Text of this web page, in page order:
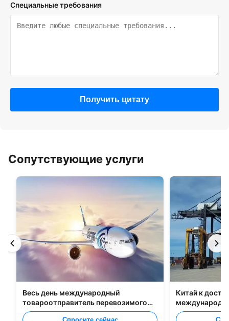
Специальные требования
Получить цитату
Сопутствующие услуги
Весь день международный
товароотправитель перевозимого
самолетами груза от Китая к Маниле
Китай к